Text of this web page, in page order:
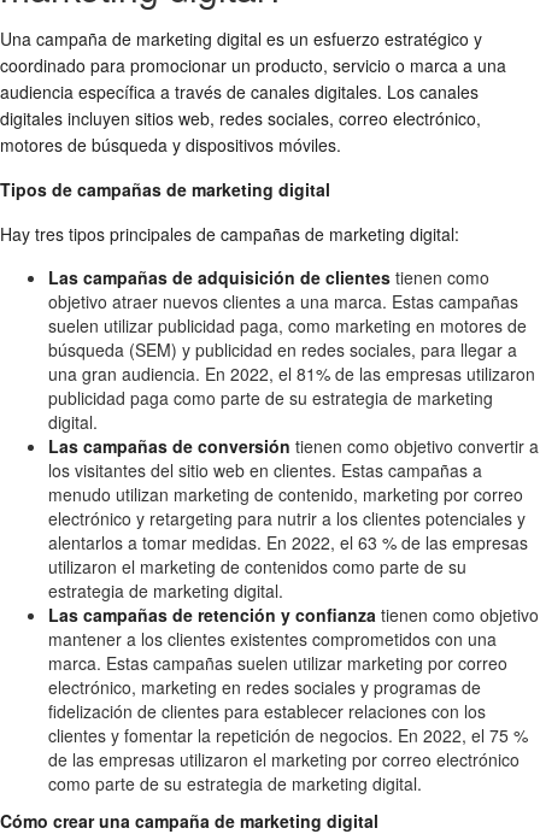
Una campaña de marketing digital es un esfuerzo estratégico y
coordinado para promocionar un producto, servicio o marca a una
audiencia específica a través de canales digitales. Los canales
digitales incluyen sitios web, redes sociales, correo electrónico,
motores de búsqueda y dispositivos móviles.
Tipos de campañas de marketing digital
Hay tres tipos principales de campañas de marketing digital:
Las campañas de adquisición de clientes tienen como
objetivo atraer nuevos clientes a una marca. Estas campañas
suelen utilizar publicidad paga, como marketing en motores de
búsqueda (SEM) y publicidad en redes sociales, para llegar a
una gran audiencia. En 2022, el 81% de las empresas utilizaron
publicidad paga como parte de su estrategia de marketing
digital.
Las campañas de conversión tienen como objetivo convertir a
los visitantes del sitio web en clientes. Estas campañas a
menudo utilizan marketing de contenido, marketing por correo
electrónico y retargeting para nutrir a los clientes potenciales y
alentarlos a tomar medidas. En 2022, el 63 % de las empresas
utilizaron el marketing de contenidos como parte de su
estrategia de marketing digital.
Las campañas de retención y confianza tienen como objetivo
mantener a los clientes existentes comprometidos con una
marca. Estas campañas suelen utilizar marketing por correo
electrónico, marketing en redes sociales y programas de
fidelización de clientes para establecer relaciones con los
clientes y fomentar la repetición de negocios. En 2022, el 75 %
de las empresas utilizaron el marketing por correo electrónico
como parte de su estrategia de marketing digital.
Cómo crear una campaña de marketing digital